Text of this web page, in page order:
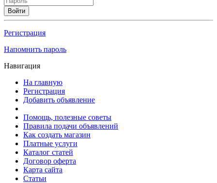
Войти
Регистрация
Напомнить пароль
Навигация
На главную
Регистрация
Добавить объявление
Помощь, полезные советы
Правила подачи объявлений
Как создать магазин
Платные услуги
Каталог статей
Договор оферта
Карта сайта
Статьи